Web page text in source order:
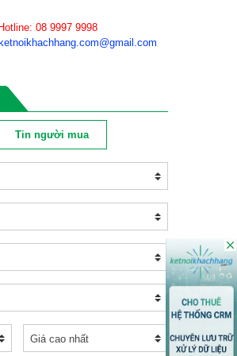
08 9997 9998
Tin người mua